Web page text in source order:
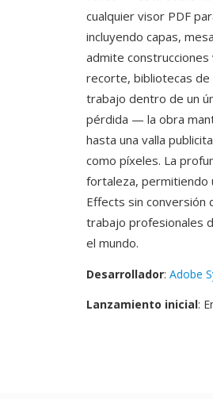
cualquier visor PDF
incluyendo capas,
admite
recorte, bibliotecas
trabajo dentro de un
pérdida — la obra
hasta una valla
como píxeles. La
fortaleza, permitiendo
Effects sin conversión
trabajo profesionales
el mundo.
Desarrollador: Adobe
Lanzamiento inicial: